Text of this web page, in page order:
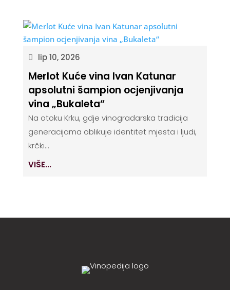
lip 10, 2026
Merlot Kuće vina Ivan Katunar
apsolutni šampion ocjenjivanja
vina „Bukaleta“
Na otoku Krku, gdje vinogradarska tradicija
generacijama oblikuje identitet mjesta i ljudi,
krčki...
VIŠE...